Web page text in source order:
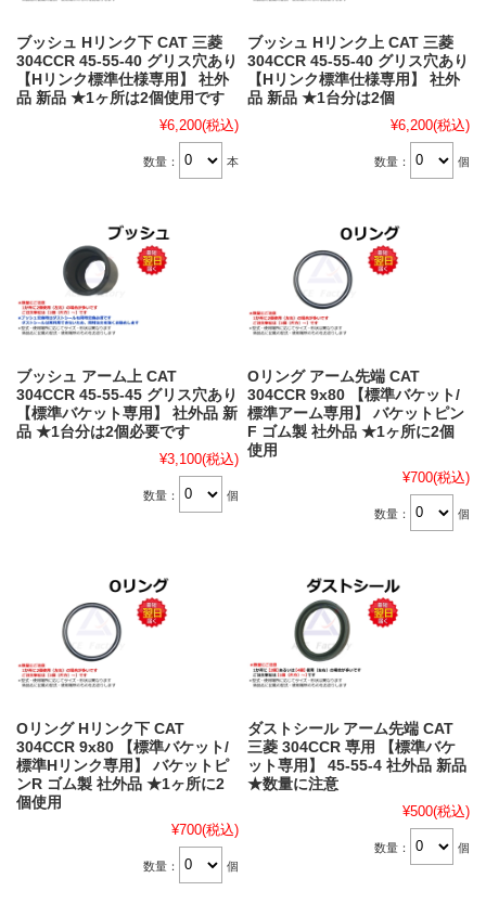
ブッシュ Hリンク下 CAT 三菱
304CCR 45-55-40 グリス穴あり
【Hリンク標準仕様専用】 社外
品 新品 ★1ヶ所は2個使用です
¥6,200(税込)
数量： 本
ブッシュ Hリンク上 CAT 三菱
304CCR 45-55-40 グリス穴あり
【Hリンク標準仕様専用】 社外
品 新品 ★1台分は2個
¥6,200(税込)
数量： 個
ブッシュ アーム上 CAT
304CCR 45-55-45 グリス穴あり
【標準バケット専用】 社外品 新
品 ★1台分は2個必要です
¥3,100(税込)
数量： 個
Oリング アーム先端 CAT
304CCR 9x80 【標準バケット/
標準アーム専用】 バケットピン
F ゴム製 社外品 ★1ヶ所に2個
使用
¥700(税込)
数量： 個
Oリング Hリンク下 CAT
304CCR 9x80 【標準バケット/
標準Hリンク専用】 バケットピ
ンR ゴム製 社外品 ★1ヶ所に2
個使用
¥700(税込)
数量： 個
ダストシール アーム先端 CAT
三菱 304CCR 専用 【標準バケ
ット専用】 45-55-4 社外品 新品
★数量に注意
¥500(税込)
数量： 個